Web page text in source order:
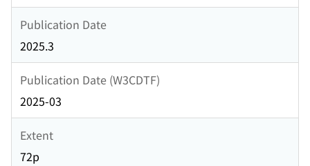
Publication Date
2025.3
Publication Date (W3CDTF)
2025-03
Extent
72p